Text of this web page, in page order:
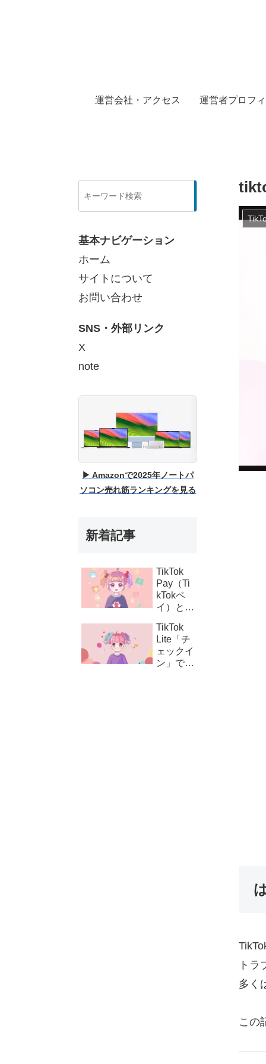
運営会社・アクセス 運営者プロフ
ト
多く
この
基本ナビゲーション
ホーム
サイトについて
お問い合わせ
SNS・外部リンク
X
note
▶ Amazonで2025年ノートパ
ソコン売れ筋ランキングを見る
新着記事
TikTok
Pay（Ti
kTokペ
イ）と
い設定の
方法とコ
イン購
入・課金
TikTok
Lite「チ
ェックイ
ン」でき